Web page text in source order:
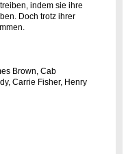
indem sie ihre
Doch trotz ihrer
Brown, Cab
Carrie Fisher, Henry